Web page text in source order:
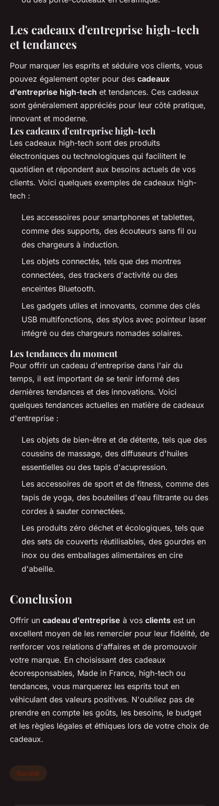
Les cadeaux d'entreprise high-tech
et tendances
Pour marquer les esprits et séduire vos clients, vous
pouvez également opter pour des cadeaux
d'entreprise high-tech et tendances. Ces cadeaux
sont généralement appréciés pour leur côté pratique,
innovant et moderne.
Les cadeaux d'entreprise high-tech
Les cadeaux high-tech sont des produits
électroniques ou technologiques qui facilitent le
quotidien et répondent aux besoins actuels de vos
clients. Voici quelques exemples de cadeaux high-
tech :
Les accessoires pour smartphones et tablettes,
comme des supports, des écouteurs sans fil ou
des chargeurs à induction.
Les objets connectés, tels que des montres
connectées, des trackers d'activité ou des
enceintes Bluetooth.
Les gadgets utiles et innovants, comme des clés
USB multifonctions, des stylos avec pointeur laser
intégré ou des chargeurs nomades solaires.
Les tendances du moment
Pour offrir un cadeau d'entreprise dans l'air du
temps, il est important de se tenir informé des
dernières tendances et des innovations. Voici
quelques tendances actuelles en matière de cadeaux
d'entreprise :
Les objets de bien-être et de détente, tels que des
coussins de massage, des diffuseurs d'huiles
essentielles ou des tapis d'acupression.
Les accessoires de sport et de fitness, comme des
tapis de yoga, des bouteilles d'eau filtrante ou des
cordes à sauter connectées.
Les produits zéro déchet et écologiques, tels que
des sets de couverts réutilisables, des gourdes en
inox ou des emballages alimentaires en cire
d'abeille.
Conclusion
Offrir un cadeau d'entreprise à vos clients est un
excellent moyen de les remercier pour leur fidélité, de
renforcer vos relations d'affaires et de promouvoir
votre marque. En choisissant des cadeaux
écoresponsables, Made in France, high-tech ou
tendances, vous marquerez les esprits tout en
véhiculant des valeurs positives. N'oubliez pas de
prendre en compte les goûts, les besoins, le budget
et les règles légales et éthiques lors de votre choix de
cadeaux.
Société